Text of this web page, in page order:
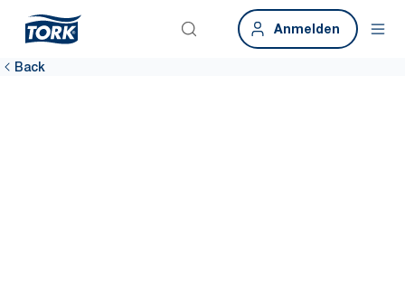
Anmelden
Back